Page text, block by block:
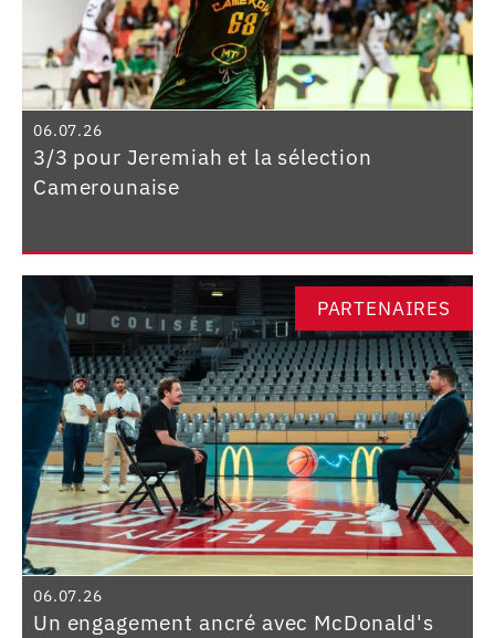
06.07.26
3/3 pour Jeremiah et la sélection
Camerounaise
PARTENAIRES
06.07.26
Un engagement ancré avec McDonald's